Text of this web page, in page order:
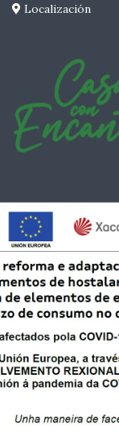
Localización